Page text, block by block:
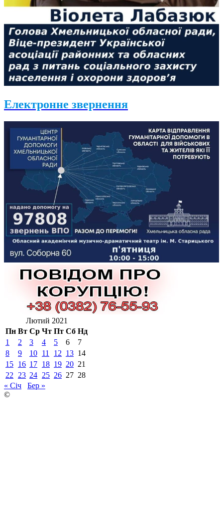
Електронне звернення
Лютий 2021
Пн Вт Ср Чт Пт Сб Нд
1
2 3 4 5 6
7
8
9 10 11 12 13 14
15 16 17 18 19 20 21
22
23 24 25 26 27 28
« Січ
Бер »
©